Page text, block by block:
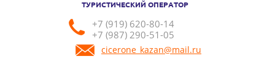
ТУРИСТИЧЕСКИЙ ОПЕРАТОР
+7 (919) 620-80-14
+7 (987) 290-51-05
cicerone_kazan@mail.ru